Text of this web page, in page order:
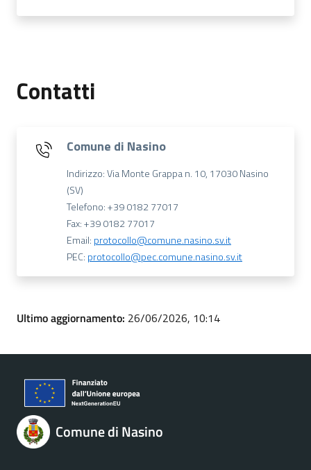
Contatti
Comune di Nasino
Indirizzo: Via Monte Grappa n. 10, 17030 Nasino
(SV)
Telefono: +39 0182 77017
Fax: +39 0182 77017
Email: protocollo@comune.nasino.sv.it
PEC: protocollo@pec.comune.nasino.sv.it
Ultimo aggiornamento: 26/06/2026, 10:14
Comune di Nasino